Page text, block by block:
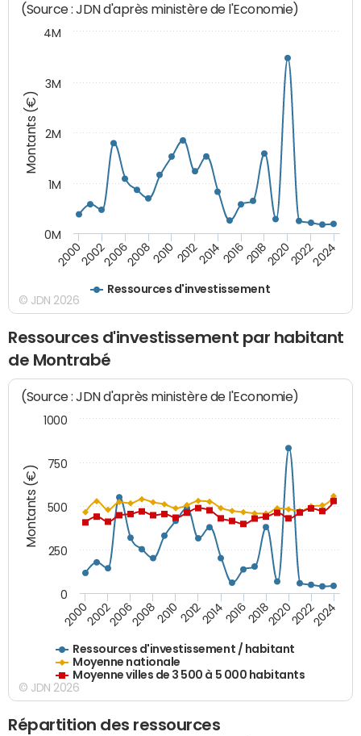
Montants (€)
(Source : JDN d'après ministère de l'Economie)
Ressources d'investissement
20002002200620082010 2012201420162018202020222024
0M
1M
2M
3M
4M
© JDN 2026
Ressources d'investissement par habitant
de Montrabé
Montants (€)
(Source : JDN d'après ministère de l'Economie)
Ressources d'investissement / habitant
Moyenne nationale
Moyenne villes de 3 500 à 5 000 habitants
200020022006200820102012201420162018202020222024
0
250
500
750
1000
© JDN 2026
Répartition des ressources